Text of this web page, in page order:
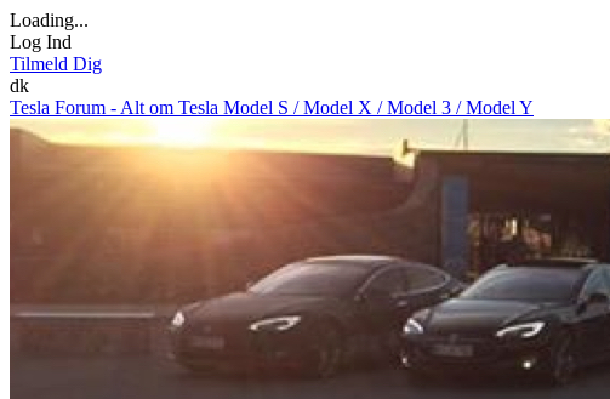
Loading...
Log Ind
Tilmeld Dig
dk
Tesla Forum - Alt om Tesla Model S / Model X / Model 3 / Model Y